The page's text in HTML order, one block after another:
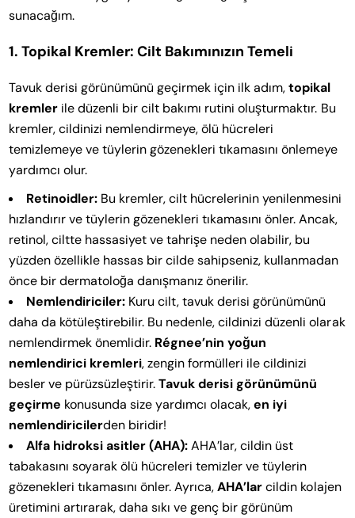
sunacağım.
1. Topikal Kremler: Cilt Bakımınızın Temeli
Tavuk derisi görünümünü geçirmek için ilk adım,topikal
kremler ile düzenli bir cilt bakımı rutini oluşturmaktır. Bu
kremler, cildinizi nemlendirmeye, ölü hücreleri
temizlemeye ve tüylerin gözenekleri tıkamasını önlemeye
yardımcı olur.
Retinoidler: Bu kremler, cilt hücrelerinin yenilenmesini
hızlandırır ve tüylerin gözenekleri tıkamasını önler. Ancak,
retinol, ciltte hassasiyet ve tahrişe neden olabilir, bu
yüzden özellikle hassas bir cilde sahipseniz, kullanmadan
önce bir dermatoloğa danışmanız önerilir.
Nemlendiriciler: Kuru cilt, tavuk derisi görünümünü
daha da kötüleştirebilir. Bu nedenle, cildinizi düzenli olarak
nemlendirmek önemlidir. Régnee’nin yoğun
nemlendirici kremleri, zengin formülleri ile cildinizi
besler ve pürüzsüzleştirir.Tavuk derisi görünümünü
geçirme konusunda size yardımcı olacak,en iyi
nemlendiricilerden biridir!
Alfa hidroksi asitler (AHA):AHA’lar, cildin üst
tabakasını soyarak ölü hücreleri temizler ve tüylerin
gözenekleri tıkamasını önler. Ayrıca,AHA’larcildin kolajen
üretimini artırarak, daha sıkı ve genç bir görünüm